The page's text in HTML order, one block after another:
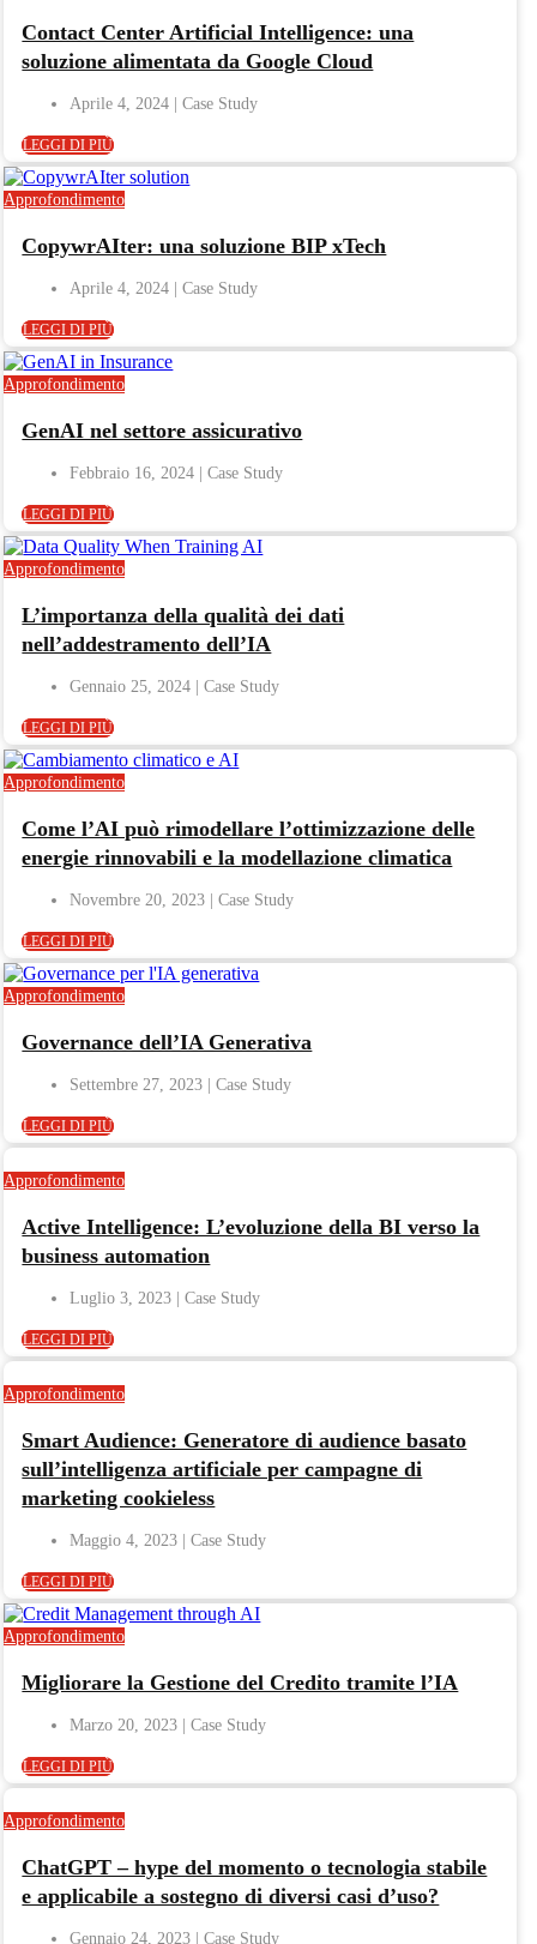
Contact Center Artificial Intelligence: una
soluzione alimentata da Google Cloud
Aprile 4, 2024
LEGGI DI PIÙ
Approfondimento
CopywrAIter: una soluzione BIP xTech
Aprile 4, 2024
LEGGI DI PIÙ
Approfondimento
GenAI nel settore assicurativo
Febbraio 16, 2024
LEGGI DI PIÙ
Approfondimento
L’importanza della qualità dei dati
nell’addestramento dell’IA
Gennaio 25, 2024
LEGGI DI PIÙ
Approfondimento
Come l’AI può rimodellare l’ottimizzazione delle
energie rinnovabili e la modellazione climatica
Novembre 20, 2023
LEGGI DI PIÙ
Approfondimento
Governance dell’IA Generativa
Settembre 27, 2023
LEGGI DI PIÙ
Approfondimento
Active Intelligence: L’evoluzione della BI verso la
business automation
Luglio 3, 2023
LEGGI DI PIÙ
Approfondimento
Smart Audience: Generatore di audience basato
sull’intelligenza artificiale per campagne di
marketing cookieless
Maggio 4, 2023
LEGGI DI PIÙ
Approfondimento
Migliorare la Gestione del Credito tramite l’IA
Marzo 20, 2023
LEGGI DI PIÙ
Approfondimento
ChatGPT – hype del momento o tecnologia stabile
e applicabile a sostegno di diversi casi d’uso?
Gennaio 24, 2023